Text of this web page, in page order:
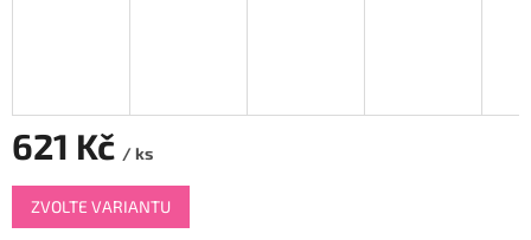
621 Kč / ks
Měrná
cena:
ZVOLTE VARIANTU